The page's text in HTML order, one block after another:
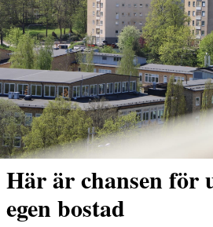
Här är chansen för
egen bostad